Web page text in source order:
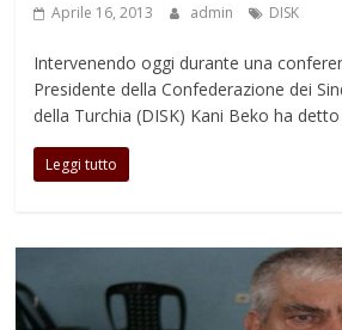
Aprile 16, 2013 admin DISK
Intervenendo oggi durante una
Presidente della Confederazione dei
della Turchia (DISK) Kani Beko ha detto
Leggi tutto